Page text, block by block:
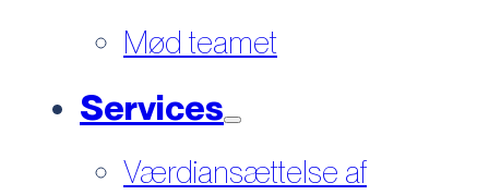
Mød teamet
Services
Værdiansættelse af